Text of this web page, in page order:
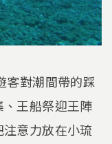
客對潮間帶的踩
王船祭迎王陣
意力放在小琉